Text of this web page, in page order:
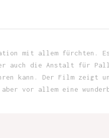
mit allem fürchten.
auch die Anstalt für
kann. Der Film
vor allem eine